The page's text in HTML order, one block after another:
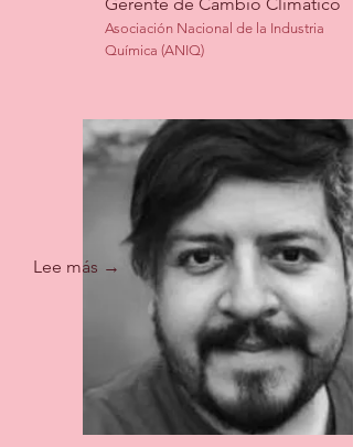
Asociación Nacional de la Industria
Química (ANIQ)
Lee más →